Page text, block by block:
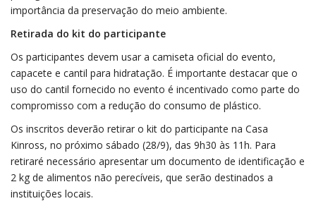
importância da preservação do meio ambiente.
Retirada do kit do participante
Os participantes devem usar a camiseta oficial do evento,
capacete e cantil para hidratação. É importante destacar que o
uso do cantil fornecido no evento é incentivado como parte do
compromisso com a redução do consumo de plástico.
Os inscritos deverão retirar o kit do participante na Casa
Kinross, no próximo sábado (28/9), das 9h30 às 11h. Para
retiraré necessário apresentar um documento de identificação e
2 kg de alimentos não perecíveis, que serão destinados a
instituições locais.